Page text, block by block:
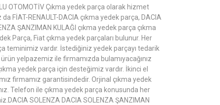
OTOMOTİV Çıkma yedek parça olarak hizmet
FİAT-RENAULT-DACIA çıkma yedek parça, DACIA
ŞANZIMAN KULAĞI çıkma yedek parça çıkma
Parça, Fiat çıkma yedek parçaları bulunur. Her
teminimiz vardır. İstediğiniz yedek parçayı tedarik
yelpazemiz ile firmamızda bulamıyacağınız
yedek parça için desteğimiz vardır. İkinci el
firmamız garantisindedir. Orjinal çıkma yedek
Telefon ile çıkma yedek parça konusunda her
SOLENZA DACIA SOLENZA ŞANZIMAN